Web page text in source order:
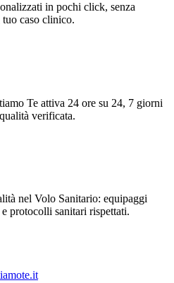
in pochi click, senza
caso clinico.
Te attiva 24 ore su 24, 7 giorni
verificata.
nel Volo Sanitario: equipaggi
protocolli sanitari rispettati.